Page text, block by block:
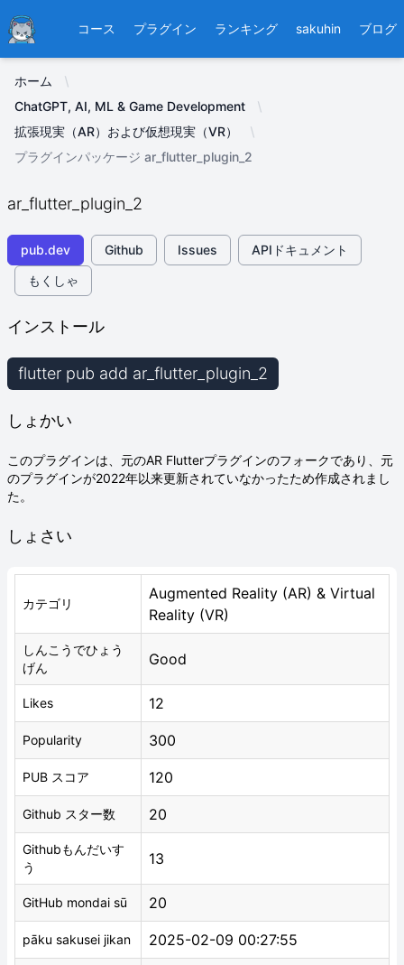
Ducafecat コース プラグイン ランキング sakuhin ブログ
ホーム
ChatGPT, AI, ML & Game Development
拡張現実（AR）および仮想現実（VR）
プラグインパッケージ ar_flutter_plugin_2
ar_flutter_plugin_2
pub.dev Github Issues
APIドキュメント
もくしゃ
インストール
flutter pub add ar_flutter_plugin_2
しょかい
このプラグインは、元のAR Flutterプラグインのフォークであり、元
のプラグインが2022年以来更新されていなかったため作成されまし
た。
しょさい
カテゴリ
Augmented Reality (AR) & Virtual
Reality (VR)
しんこうでひょう
げん
Good
Likes 12
Popularity 300
PUB スコア 120
Github スター数 20
Githubもんだいす
う
13
GitHub mondai sū 20
pāku sakusei jikan 2025-02-09 00:27:55